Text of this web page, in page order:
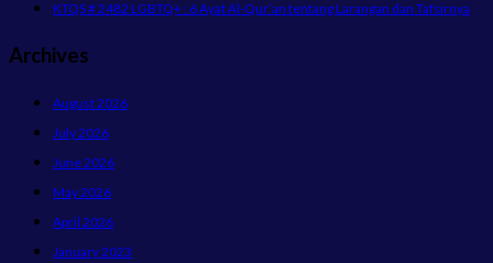
KTQS # 2482 LGBTQ+ : 6 Ayat Al-Qur’an tentang Larangan dan Tafsirnya
Archives
August 2026
July 2026
June 2026
May 2026
April 2026
January 2023